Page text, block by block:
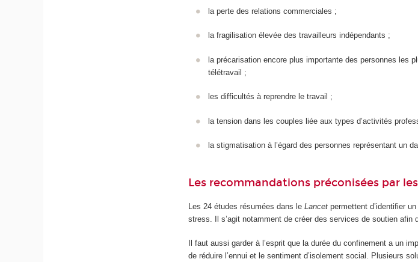
la perte des relations commerciales ;
la fragilisation élevée des travailleurs indépendants ;
la précarisation encore plus importante des personnes les
télétravail ;
les difficultés à reprendre le travail ;
la tension dans les couples liée aux types d’activités
la stigmatisation à l’égard des personnes représentant un
Les recommandations préconisées par
Les 24 études résumées dans leLancet permettent d’identifier
stress. Il s’agit notamment de créer des services de soutien afin
Il faut aussi garder à l’esprit que la durée du confinement a un
de réduire l’ennui et le sentiment d’isolement social. Plusieurs